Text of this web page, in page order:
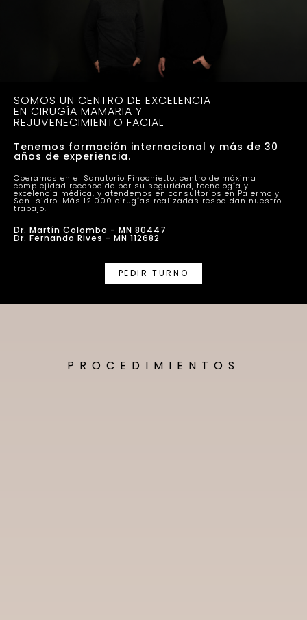
SOMOS UN CENTRO DE EXCELENCIA
EN CIRUGÍA MAMARIA Y
REJUVENECIMIENTO FACIAL
Tenemos formación internacional y más de 30
años de experiencia.
Operamos en el Sanatorio Finochietto, centro de máxima
complejidad reconocido por su seguridad, tecnología y
excelencia médica, y atendemos en consultorios en Palermo y
San Isidro. Más 12.000 cirugías realizadas respaldan nuestro
trabajo.
Dr. Martín Colombo - MN 80447
Dr. Fernando Rives - MN 112682
PEDIR TURNO
PROCEDIMIENTOS